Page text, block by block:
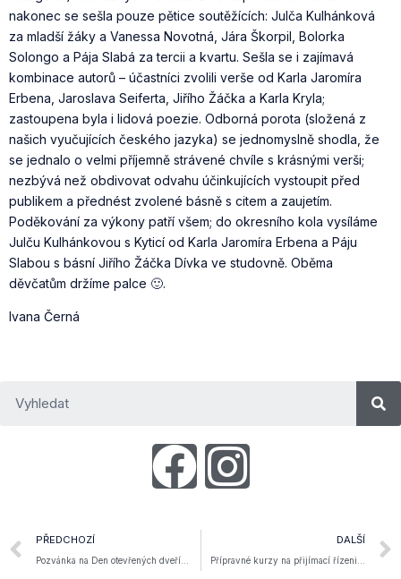
nakonec se sešla pouze pětice soutěžících: Julča Kulhánková
za mladší žáky a Vanessa Novotná, Jára Škorpil, Bolorka
Solongo a Pája Slabá za tercii a kvartu. Sešla se i zajímavá
kombinace autorů – účastníci zvolili verše od Karla Jaromíra
Erbena, Jaroslava Seiferta, Jiřího Žáčka a Karla Kryla;
zastoupena byla i lidová poezie. Odborná porota (složená z
našich vyučujících českého jazyka) se jednomyslně shodla, že
se jednalo o velmi příjemně strávené chvíle s krásnými verši;
nezbývá než obdivovat odvahu účinkujících vystoupit před
publikem a přednést zvolené básně s citem a zaujetím.
Poděkování za výkony patří všem; do okresního kola vysíláme
Julču Kulhánkovou s Kyticí od Karla Jaromíra Erbena a Páju
Slabou s básní Jiřího Žáčka Dívka ve studovně. Oběma
děvčatům držíme palce 🙂.
Ivana Černá
PŘEDCHOZÍ
Pozvánka na Den otevřených dveří…
DALŠÍ
Přípravné kurzy na přijímací řízeni…